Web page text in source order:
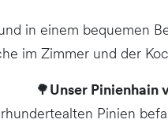
in einem bequemen
im Zimmer und der
🌳 Unser Pinienhain
Pinien